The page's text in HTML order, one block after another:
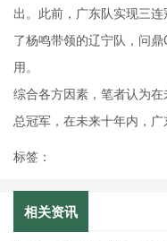
出。此前，广东队实现三
了杨鸣带领的辽宁队，问
用。
综合各方因素，笔者认为
总冠军，在未来十年内，广
标签：
相关资讯